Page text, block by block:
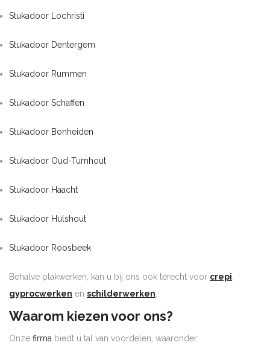
Stukadoor Lochristi
Stukadoor Dentergem
Stukadoor Rummen
Stukadoor Schaffen
Stukadoor Bonheiden
Stukadoor Oud-Turnhout
Stukadoor Haacht
Stukadoor Hulshout
Stukadoor Roosbeek
Behalve plakwerken, kan u bij ons ook terecht voor crepi,
gyprocwerken en schilderwerken.
Waarom kiezen voor ons?
Onze firma biedt u tal van voordelen, waaronder: